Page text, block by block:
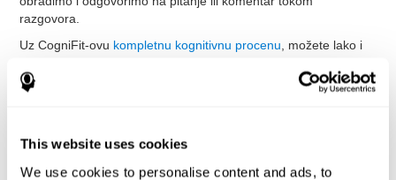
This website uses cookies
We use cookies to personalise content and ads, to
razgovora.
Uz CogniFit-ovu kompletnu kognitivnu procenu, možete lako i
radna memorija i brzina obrade podataka. Testovi koje CogniFit
koristi za testiranje radne memorije se baziraju na klasičnom
testu (TOMM), na Testu Vizuelne Organizacije (VOT) i na Testu
Varijabli Pažnje (TOVA). Pored radne memorije, ovi testovi